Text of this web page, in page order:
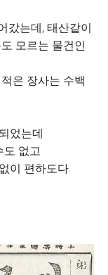
갔는데, 태산같이
모르는 물건인
은 장사는 수백
었는데
도 없고
이 편하도다.